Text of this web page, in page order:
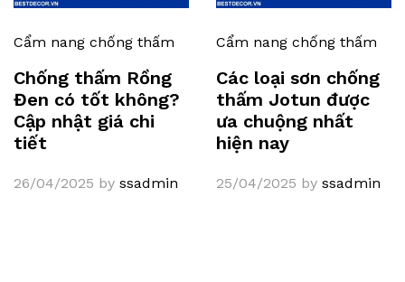
Cẩm nang chống thấm
Chống thấm Rồng
Đen có tốt không?
Cập nhật giá chi
tiết
26/04/2025 by ssadmin
Cẩm nang chống thấm
Các loại sơn chống
thấm Jotun được
ưa chuộng nhất
hiện nay
25/04/2025 by ssadmin